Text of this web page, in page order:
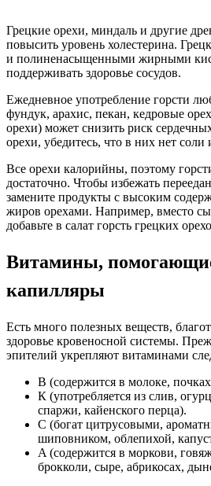
Грецкие орехи, миндаль и другие
повысить уровень холестерина.
и полиненасыщенными жирными
поддерживать здоровье сосудов.
Ежедневное употребление горсти
фундук, арахис, пекан, кедровые
орехи) может снизить риск
орехи, убедитесь, что в них нет соли
Все орехи калорийны, поэтому
достаточно. Чтобы избежать
замените продукты с высоким
жиров орехами. Например, вместо
добавьте в салат горсть грецких
Витамины,
капилляры
Есть много полезных веществ,
здоровье кровеносной системы.
эпителий укрепляют витаминами
B (содержится в молоке,
К (употребляется из слив,
спаржи, кайенского перца).
C (богат цитрусовыми,
шиповником, облепихой,
A (содержится в моркови,
брокколи, сыре, абрикосах,